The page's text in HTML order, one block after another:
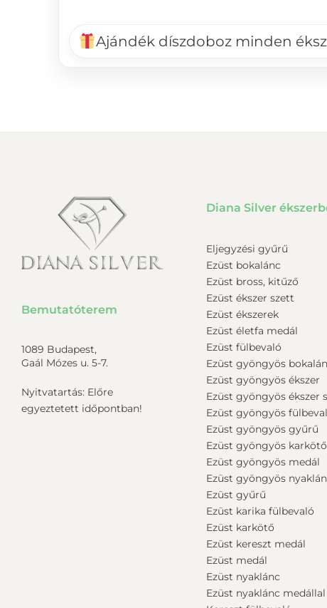
Ajándék díszdoboz minden
Bemutatóterem
1089 Budapest,
Gaál Mózes u. 5-7.
Nyitvatartás: Előre
egyeztetett időpontban!
Diana Silver
Eljegyzési gyűrű
Ezüst bokalánc
Ezüst bross, kitűző
Ezüst ékszer szett
Ezüst ékszerek
Ezüst életfa medál
Ezüst fülbevaló
Ezüst gyöngyös
Ezüst gyöngyös ékszer
Ezüst gyöngyös ékszer
Ezüst gyöngyös
Ezüst gyöngyös gyűrű
Ezüst gyöngyös karkötő
Ezüst gyöngyös medál
Ezüst gyöngyös
Ezüst gyűrű
Ezüst karika fülbevaló
Ezüst karkötő
Ezüst kereszt medál
Ezüst medál
Ezüst nyaklánc
Ezüst nyaklánc medállal